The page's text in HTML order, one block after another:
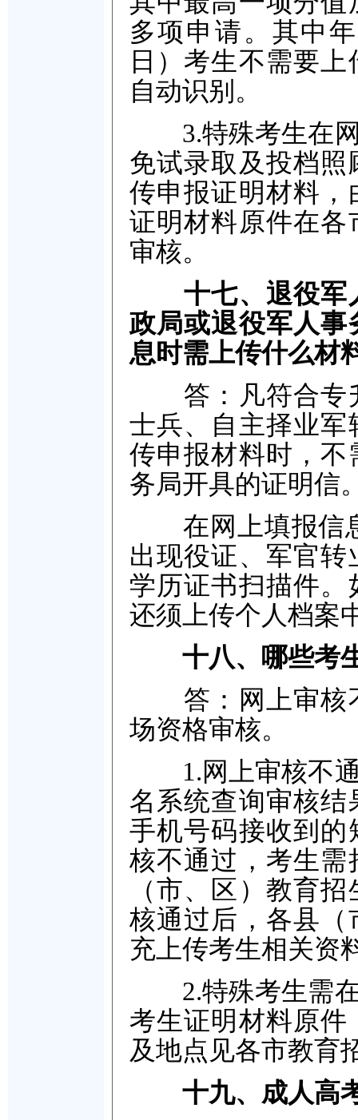
多项申请。其中
日）考生不需要
自动识别。
3.特殊考生在网
免试录取及投档
传申报证明材料
证明材料原件在
审核。
十七、退役军
政局或退役军人
息时需上传什么材
答：凡符合专
士兵、自主择业
传申报材料时，
务局开具的证明信
在网上填报信息
出现役证、军官
学历证书扫描件
还须上传个人档案
十八、哪些考
答：网上审核
场资格审核。
1.网上审核不通
名系统查询审核
手机号码接收到
核不通过，考生
（市、区）教育
核通过后，各县
充上传考生相关资
2.特殊考生需在
考生证明材料原
及地点见各市教育
十九、成人高